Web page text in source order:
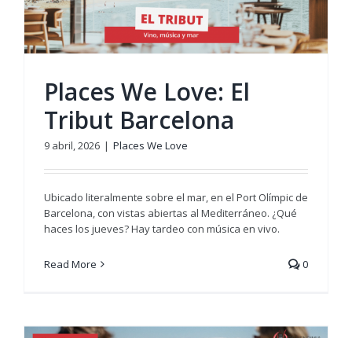
Places We Love: El
Tribut Barcelona
9 abril, 2026 | Places We Love
Ubicado literalmente sobre el mar, en el Port Olímpic de
Barcelona, con vistas abiertas al Mediterráneo. ¿Qué
haces los jueves? Hay tardeo con música en vivo.
Read More 0